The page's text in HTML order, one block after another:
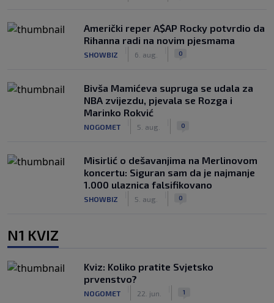
Američki reper A$AP Rocky potvrdio da
Rihanna radi na novim pjesmama
SHOWBIZ 6. aug. 0
Bivša Mamićeva supruga se udala za
NBA zvijezdu, pjevala se Rozga i
Marinko Rokvić
NOGOMET 5. aug. 0
Misirlić o dešavanjima na Merlinovom
koncertu: Siguran sam da je najmanje
1.000 ulaznica falsifikovano
SHOWBIZ 5. aug. 0
N1 KVIZ
Kviz: Koliko pratite Svjetsko
prvenstvo?
NOGOMET 22. jun. 1